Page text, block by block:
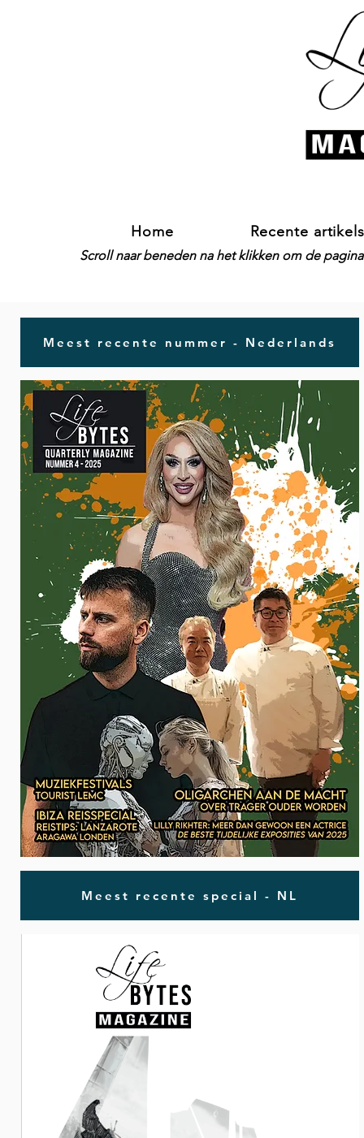
Home Recente artikels
Scroll naar beneden na het klikken om de
Meest recente special - NL
Meest recente nummer - Nederlands